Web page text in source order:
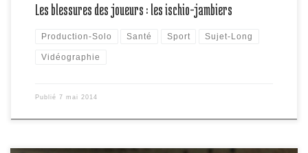
Les blessures des joueurs : les ischio-jambiers
Production-Solo Santé Sport Sujet-Long
Vidéographie
Publié 7 mai 2014